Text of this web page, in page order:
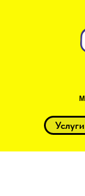
Услуги